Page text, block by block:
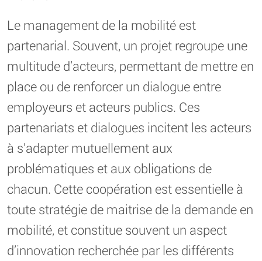
Le management de la mobilité est
partenarial. Souvent, un projet regroupe une
multitude d’acteurs, permettant de mettre en
place ou de renforcer un dialogue entre
employeurs et acteurs publics. Ces
partenariats et dialogues incitent les acteurs
à s’adapter mutuellement aux
problématiques et aux obligations de
chacun. Cette coopération est essentielle à
toute stratégie de maitrise de la demande en
mobilité, et constitue souvent un aspect
d’innovation recherchée par les différents